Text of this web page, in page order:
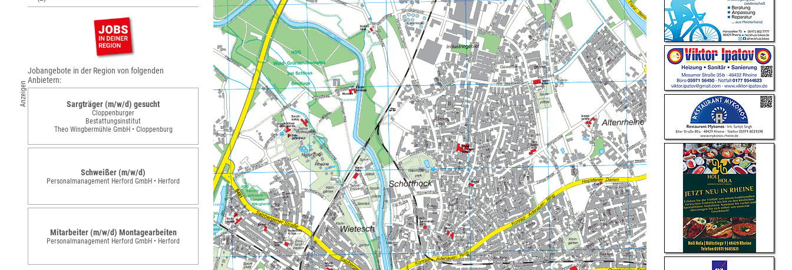
Anzeigen
Jobangebote in der Region von folgenden
Anbietern:
Sargträger (m/w/d) gesucht
Cloppenburger
Bestattungsinstitut
Theo Wingbermühle GmbH • Cloppenburg
Schweißer (m/w/d)
Personalmanagement Herford GmbH • Herford
Mitarbeiter (m/w/d) Montagearbeiten
Personalmanagement Herford GmbH • Herford